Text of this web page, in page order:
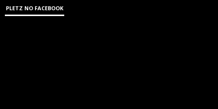
PLETZ NO FACEBOOK